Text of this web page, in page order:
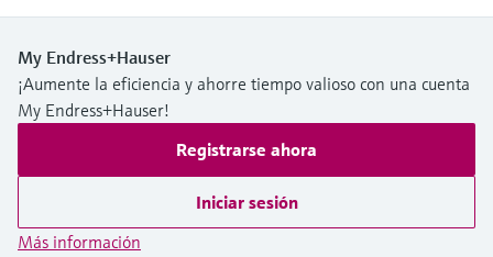
My Endress+Hauser
¡Aumente la eficiencia y ahorre tiempo valioso con una cuenta
My Endress+Hauser!
Registrarse ahora
Iniciar sesión
Más información